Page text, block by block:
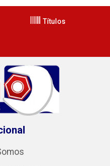
Títulos